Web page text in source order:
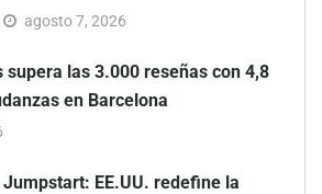
agosto 7, 2026
supera las 3.000 reseñas con 4,8
en Barcelona
Jumpstart: EE.UU. redefine la